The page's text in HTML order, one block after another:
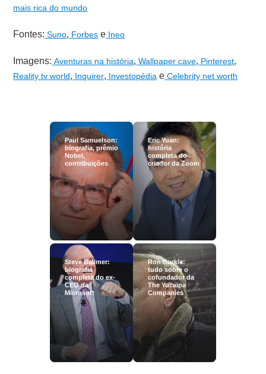
mais rica do mundo
Fontes: Suno, Forbes e Ineo
Imagens: Aventuras na história, Wallpaper cave, Pinterest,
Reality tv world, Inquirer, Investopédia e Celebrity net worth
Paul Samuelson:
biografia, prêmio
Nobel,
contribuições
Eric Yuan:
história
completa do
criador da Zoom
Steve Ballmer:
biografia
completa do ex-
CEO da
Microsoft
Ron Burkle:
tudo sobre o
cofundador da
The Yucaipa
Companies